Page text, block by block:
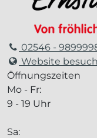
02546 -
Website
Öffnungszeiten
Mo - Fr:
9 - 19 Uhr
Sa: